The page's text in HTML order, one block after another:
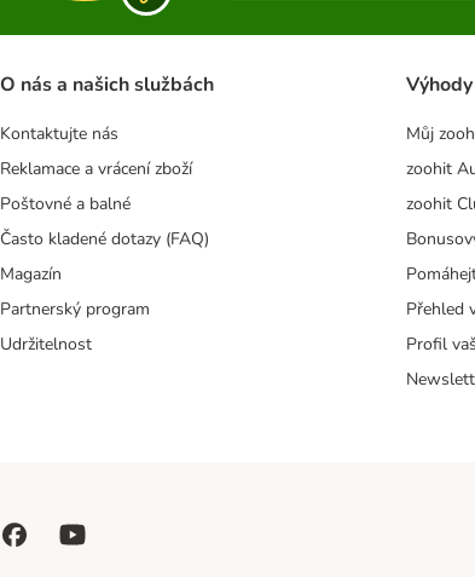
O nás a našich službách
Kontaktujte nás
Reklamace a vrácení zboží
Poštovné a balné
Často kladené dotazy (FAQ)
Magazín
Partnerský program
Udržitelnost
Můj
zoohit
zoohit
Přehled
Profil